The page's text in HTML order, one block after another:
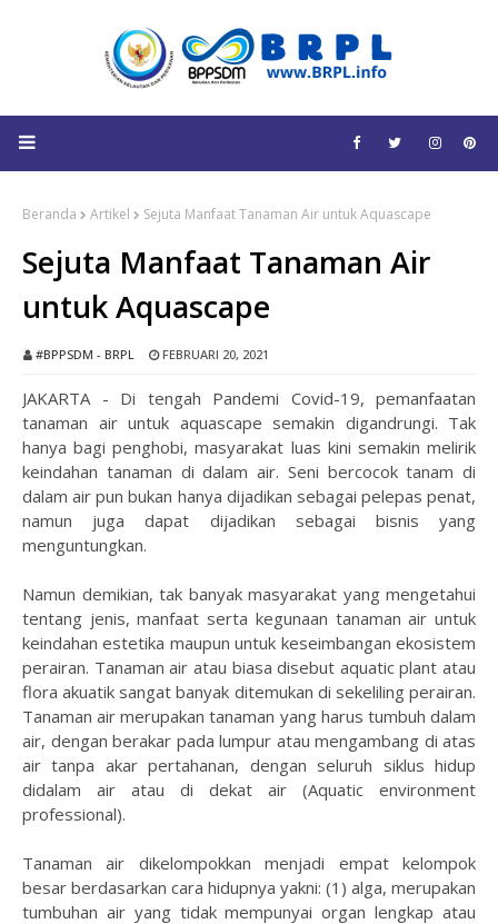
Beranda Artikel Sejuta Manfaat Tanaman Air untuk Aquascape
Sejuta Manfaat Tanaman Air
untuk Aquascape
#BPPSDM - BRPL FEBRUARI 20, 2021
JAKARTA - Di tengah Pandemi Covid-19, pemanfaatan
tanaman air untuk aquascape semakin digandrungi. Tak
hanya bagi penghobi, masyarakat luas kini semakin melirik
keindahan tanaman di dalam air. Seni bercocok tanam di
dalam air pun bukan hanya dijadikan sebagai pelepas penat,
namun juga dapat dijadikan sebagai bisnis yang
menguntungkan.
Namun demikian, tak banyak masyarakat yang mengetahui
tentang jenis, manfaat serta kegunaan tanaman air untuk
keindahan estetika maupun untuk keseimbangan ekosistem
perairan. Tanaman air atau biasa disebut aquatic plant atau
flora akuatik sangat banyak ditemukan di sekeliling perairan.
Tanaman air merupakan tanaman yang harus tumbuh dalam
air, dengan berakar pada lumpur atau mengambang di atas
air tanpa akar pertahanan, dengan seluruh siklus hidup
didalam air atau di dekat air (Aquatic environment
professional).
Tanaman air dikelompokkan menjadi empat kelompok
besar berdasarkan cara hidupnya yakni: (1) alga, merupakan
tumbuhan air yang tidak mempunyai organ lengkap atau